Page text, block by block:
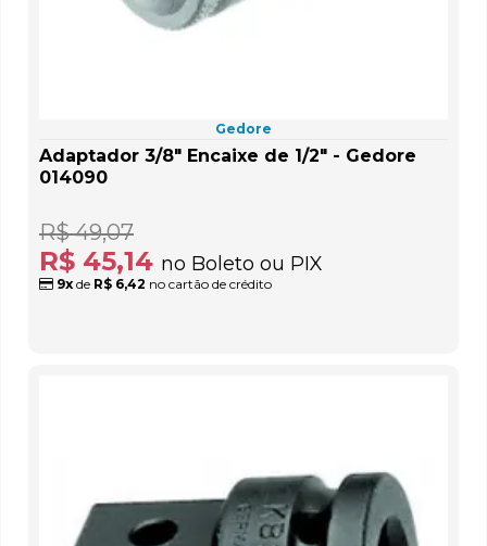
Gedore
Adaptador 3/8" Encaixe de 1/2" - Gedore
014090
R$ 45,14 no Boleto ou PIX
R$ 49,07
9x de R$ 6,42 no cartão de crédito